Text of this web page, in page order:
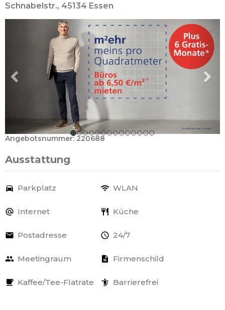
Schnabelstr., 45134 Essen
Angebotsnummer: 220688
Ausstattung
Parkplatz WLAN
Internet Küche
Postadresse 24/7
Meetingraum Firmenschild
Kaffee/Tee-Flatrate Barrierefrei